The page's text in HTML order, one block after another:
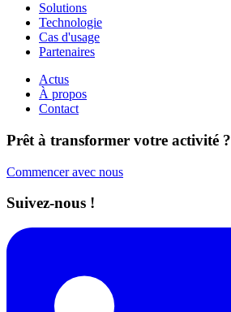
Solutions
Technologie
Cas d'usage
Partenaires
Actus
À propos
Contact
Prêt à transformer votre activité ?
Commencer avec nous
Suivez-nous !